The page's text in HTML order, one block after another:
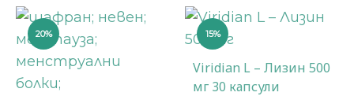
20% 15%
Viridian L – Лизин 500
мг 30 капсули